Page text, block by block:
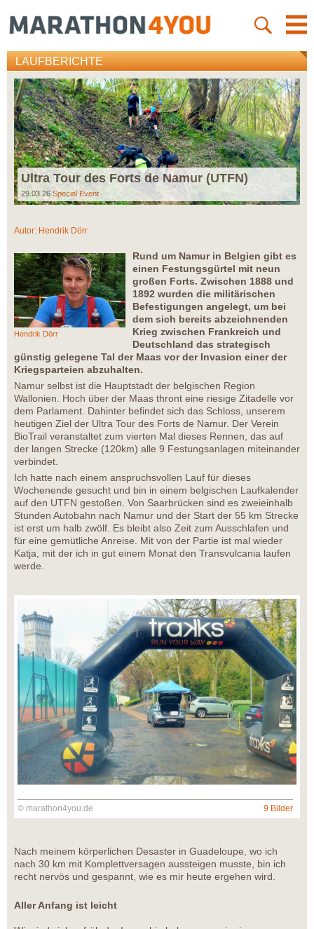
LAUFBERICHTE
Ultra Tour des Forts de Namur (UTFN)
29.03.26 Special Event
Autor: Hendrik Dörr
Hendrik Dörr
Rund um Namur in Belgien gibt es
einen Festungsgürtel mit neun
großen Forts. Zwischen 1888 und
1892 wurden die militärischen
Befestigungen angelegt, um bei
dem sich bereits abzeichnenden
Krieg zwischen Frankreich und
Deutschland das strategisch
günstig gelegene Tal der Maas vor der Invasion einer der
Kriegsparteien abzuhalten.
Namur selbst ist die Hauptstadt der belgischen Region
Wallonien. Hoch über der Maas thront eine riesige Zitadelle vor
dem Parlament. Dahinter befindet sich das Schloss, unserem
heutigen Ziel der Ultra Tour des Forts de Namur. Der Verein
BioTrail veranstaltet zum vierten Mal dieses Rennen, das auf
der langen Strecke (120km) alle 9 Festungsanlagen miteinander
verbindet.
Ich hatte nach einem anspruchsvollen Lauf für dieses
Wochenende gesucht und bin in einem belgischen Laufkalender
auf den UTFN gestoßen. Von Saarbrücken sind es zweieinhalb
Stunden Autobahn nach Namur und der Start der 55 km Strecke
ist erst um halb zwölf. Es bleibt also Zeit zum Ausschlafen und
für eine gemütliche Anreise. Mit von der Partie ist mal wieder
Katja, mit der ich in gut einem Monat den Transvulcania laufen
werde.
© marathon4you.de 9 Bilder
Nach meinem körperlichen Desaster in Guadeloupe, wo ich
nach 30 km mit Komplettversagen aussteigen musste, bin ich
recht nervös und gespannt, wie es mir heute ergehen wird.
Aller Anfang ist leicht